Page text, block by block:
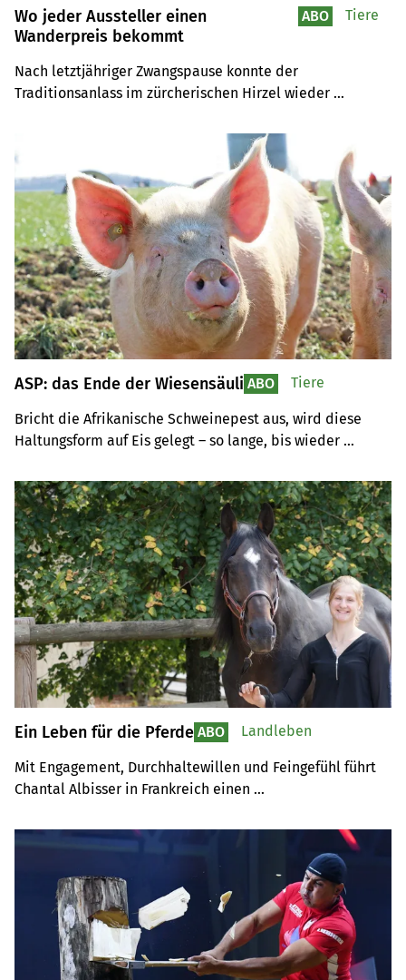
Wo jeder Aussteller einen
Wanderpreis bekommt
Nach letztjähriger Zwangspause konnte der
Traditionsanlass im zürcherischen Hirzel wieder
ABO Tiere
ASP: das Ende der Wiesensäuli
Bricht die Afrikanische Schweinepest aus, wird diese
Haltungsform auf Eis gelegt – so lange, bis wieder
ABO Tiere
Ein Leben für die Pferde
Mit Engagement, Durchhaltewillen und Feingefühl führt
Chantal Albisser in Frankreich einen
Hektaren grossen Hof.
ABO Landleben